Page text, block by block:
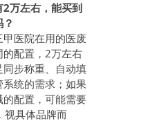
万左右，能买到
医院在用的医废
配置，2万左右
步称重、自动填
统的需求；如果
配置，可能需要
具体品牌而